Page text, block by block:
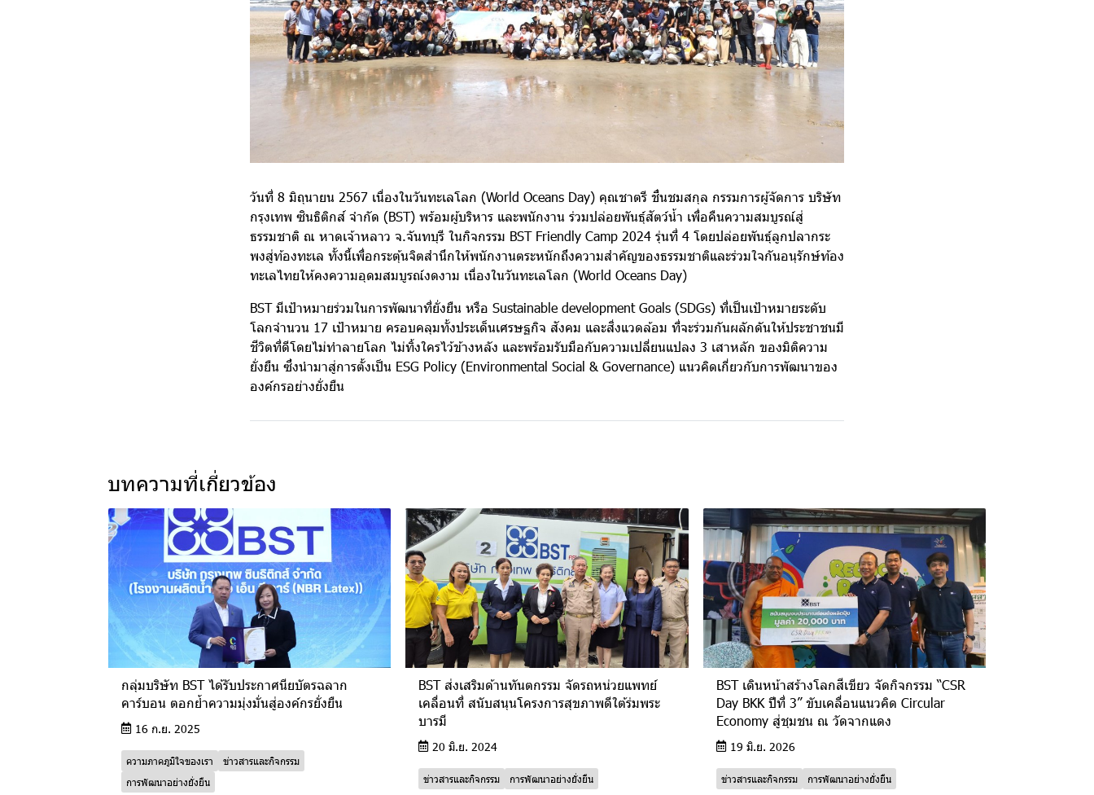
วันที่ 8 มิถุนายน 2567 เนื่องในวันทะเลโลก (World Oceans Day) คุณชาตรี ชื่นชมสกุล กรรมการผู้จัดการ บริษัท
กรุงเทพ ซินธิติกส์ จำกัด (BST) พร้อมผู้บริหาร และพนักงาน ร่วมปล่อยพันธุ์สัตว์น้ำ เพื่อคืนความสมบูรณ์สู่
ธรรมชาติ ณ หาดเจ้าหลาว จ.จันทบุรี ในกิจกรรม BST Friendly Camp 2024 รุ่นที่ 4 โดยปล่อยพันธุ์ลูกปลากระ
พงสู่ท้องทะเล ทั้งนี้เพื่อกระตุ้นจิตสำนึกให้พนักงานตระหนักถึงความสำคัญของธรรมชาติและร่วมใจกันอนุรักษ์ท้อง
ทะเลไทยให้คงความอุดมสมบูรณ์งดงาม เนื่องในวันทะเลโลก (World Oceans Day)
BST มีเป้าหมายร่วมในการพัฒนาที่ยั่งยืน หรือ Sustainable development Goals (SDGs) ที่เป็นเป้าหมายระดับ
โลกจำนวน 17 เป้าหมาย ครอบคลุมทั้งประเด็นเศรษฐกิจ สังคม และสิ่งแวดล้อม ที่จะร่วมกันผลักดันให้ประชาชนมี
ชีวิตที่ดีโดยไม่ทำลายโลก ไม่ทิ้งใครไว้ข้างหลัง และพร้อมรับมือกับความเปลี่ยนแปลง 3 เสาหลัก ของมิติความ
ยั่งยืน ซึ่งนำมาสู่การตั้งเป็น ESG Policy (Environmental Social & Governance) แนวคิดเกี่ยวกับการพัฒนาของ
องค์กรอย่างยั่งยืน
บทความที่เกี่ยวข้อง
กลุ่มบริษัท BST ได้รับประกาศนียบัตรฉลาก
คาร์บอน ตอกย้ำความมุ่งมั่นสู่องค์กรยั่งยืน
16 ก.ย. 2025
ความภาคภูมิใจของเรา
ข่าวสารและกิจกรรม
การพัฒนาอย่างยั่งยืน
BST ส่งเสริมด้านทันตกรรม จัดรถหน่วยแพทย์
เคลื่อนที่ สนับสนุนโครงการสุขภาพดีใต้ร่มพระ
บารมี
20 มิ.ย. 2024
ข่าวสารและกิจกรรม การพัฒนาอย่างยั่งยืน
BST เดินหน้าสร้างโลกสีเขียว จัดกิจกรรม “CSR
Day BKK ปีที่ 3” ขับเคลื่อนแนวคิด Circular
Economy สู่ชุมชน ณ วัดจากแดง
19 มิ.ย. 2026
ข่าวสารและกิจกรรม การพัฒนาอย่างยั่งยืน